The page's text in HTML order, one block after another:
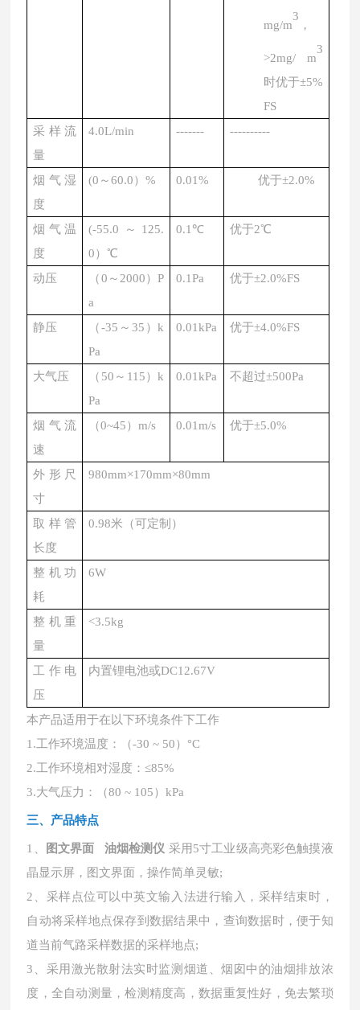
mg/m
3
，
>2mg/ m
3
时优于±5%
FS
采样流
量
4.0L/min ------- ----------
烟气湿
度
(0～60.0）% 0.01% 优于±2.0%
烟气温
度
(-55.0～125.
0）℃
0.1℃ 优于2℃
动压 （0～2000）P
a
0.1Pa 优于±2.0%FS
静压 （-35～35）k
Pa
0.01kPa 优于±4.0%FS
大气压 （ 50～115）k
Pa
0.01kPa 不超过±500Pa
烟气流
速
（0~45）m/s 0.01m/s 优于±5.0%
外形尺
寸
980mm×170mm×80mm
取样管
长度
0.98米（可定制）
整机功
耗
6W
整机重
量
<3.5kg
工作电
压
内置锂电池或DC12.67V
本产品适用于在以下环境条件下工作
1 .工作环境温度：（-30 ~ 50） °C
2.工作环境相对湿度： ≤85%
3.大气压力：（80 ~ 105）kPa
三、产品特点
1、 图文界面 油烟检测仪 采用 5寸工业级高亮彩色触摸液
晶显示屏，图文界面，操作简单灵敏;
2、 采样点位可以中英文输入法进行输入，采样结束时，
自动将采样地点保存到数据结果中，查询数据时，便于知
道当前气路采样数据的采样地点;
3、 采用激光散射法实时监测烟道、烟囱中的油烟排放浓
度，全自动测量，检测精度高，数据重复性好，免去繁琐